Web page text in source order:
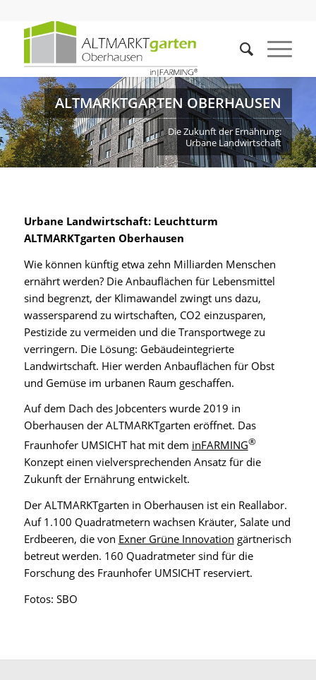
ALTMARKTGARTEN OBERHAUSEN
Die Zukunft der Ernährung:
Urbane Landwirtschaft
Urbane Landwirtschaft: Leuchtturm
ALTMARKTgarten Oberhausen
Wie können künftig etwa zehn Milliarden Menschen
ernährt werden? Die Anbauflächen für Lebensmittel
sind begrenzt, der Klimawandel zwingt uns dazu,
wassersparend zu wirtschaften, CO2 einzusparen,
Pestizide zu vermeiden und die Transportwege zu
verringern. Die Lösung: Gebäudeintegrierte
Landwirtschaft. Hier werden Anbauflächen für Obst
und Gemüse im urbanen Raum geschaffen.
Auf dem Dach des Jobcenters wurde 2019 in
Oberhausen der ALTMARKTgarten eröffnet. Das
Fraunhofer UMSICHT hat mit dem inFARMING®
Konzept einen vielversprechenden Ansatz für die
Zukunft der Ernährung entwickelt.
Der ALTMARKTgarten in Oberhausen ist ein Reallabor.
Auf 1.100 Quadratmetern wachsen Kräuter, Salate und
Erdbeeren, die von Exner Grüne Innovation gärtnerisch
betreut werden. 160 Quadratmeter sind für die
Forschung des Fraunhofer UMSICHT reserviert.
Fotos: SBO